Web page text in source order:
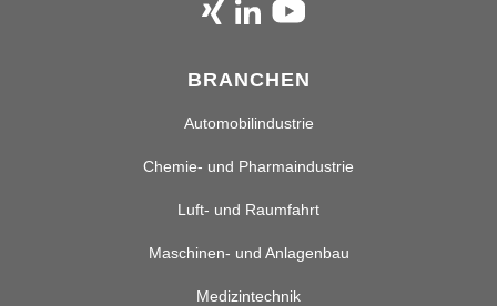
BRANCHEN
Automobilindustrie
Chemie- und Pharmaindustrie
Luft- und Raumfahrt
Maschinen- und Anlagenbau
Medizintechnik